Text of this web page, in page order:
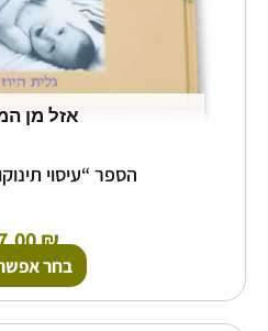
אזל מן
הספר “עיסוי
₪
בחר